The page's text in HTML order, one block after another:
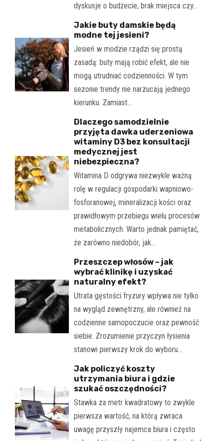
dyskusje o budżecie, brak miejsca czy…
Jakie buty damskie będą
modne tej jesieni?
Jesień w modzie rządzi się prostą
zasadą: buty mają robić efekt, ale nie
mogą utrudniać codzienności. W tym
sezonie trendy nie narzucają jednego
kierunku. Zamiast…
Dlaczego samodzielnie
przyjęta dawka uderzeniowa
witaminy D3 bez konsultacji
medycznej jest
niebezpieczna?
Witamina D odgrywa niezwykle ważną
rolę w regulacji gospodarki wapniowo-
fosforanowej, mineralizacji kości oraz
prawidłowym przebiegu wielu procesów
metabolicznych. Warto jednak pamiętać,
że zarówno niedobór, jak…
Przeszczep włosów – jak
wybrać klinikę i uzyskać
naturalny efekt?
Utrata gęstości fryzury wpływa nie tylko
na wygląd zewnętrzny, ale również na
codzienne samopoczucie oraz pewność
siebie. Zrozumienie przyczyn łysienia
stanowi pierwszy krok do wyboru…
Jak policzyć koszty
utrzymania biura i gdzie
szukać oszczędności?
Stawka za metr kwadratowy to zwykle
pierwsza wartość, na którą zwraca
uwagę przyszły najemca biura i często